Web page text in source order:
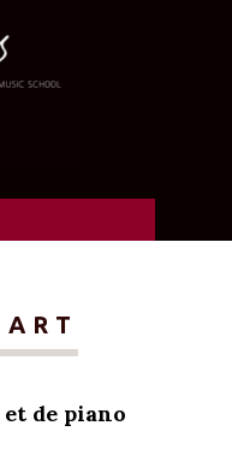
de piano